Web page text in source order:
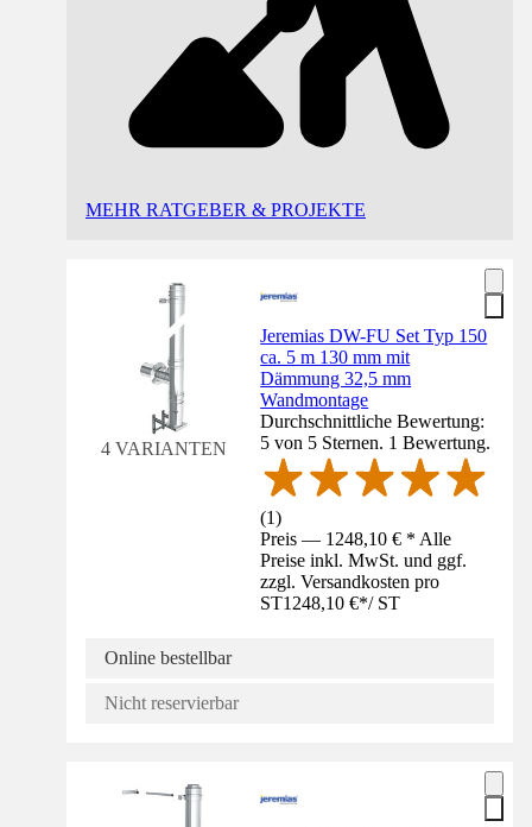
MEHR RATGEBER & PROJEKTE
4 VARIANTEN
Jeremias DW-FU Set Typ 150
ca. 5 m 130 mm mit
Dämmung 32,5 mm
Wandmontage
Durchschnittliche Bewertung:
5 von 5 Sternen. 1 Bewertung.
(1)
Preis — 1248,10 € * Alle
Preise inkl. MwSt. und ggf.
zzgl. Versandkosten pro
ST1248,10 €*/ ST
Online bestellbar
Nicht reservierbar